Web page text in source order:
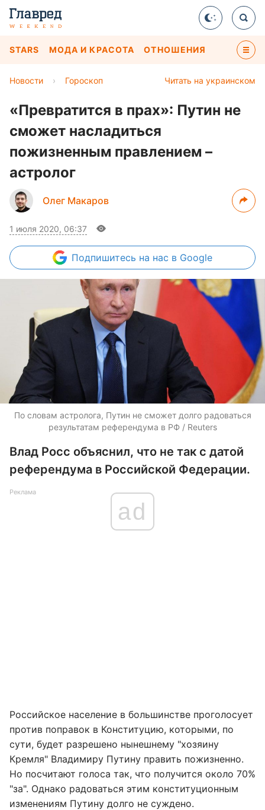
STARS МОДА И КРАСОТА ОТНОШЕНИЯ
Читать на украинском
Новости › Гороскоп
«Превратится в прах»: Путин не
сможет насладиться
пожизненным правлением –
астролог
Олег Макаров
1 июля 2020, 06:37
Подпишитесь на нас в Google
По словам астролога, Путин не сможет долго радоваться
результатам референдума в РФ / Reuters
Влад Росс объяснил, что не так с датой
референдума в Российской Федерации.
Реклама
ad
Российское население в большинстве проголосует
против поправок в Конституцию, которыми, по
сути, будет разрешено нынешнему "хозяину
Кремля" Владимиру Путину править пожизненно.
Но посчитают голоса так, что получится около 70%
"за". Однако радоваться этим конституционным
изменениям Путину долго не суждено.